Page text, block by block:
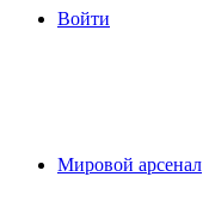
Войти
Мировой арсенал